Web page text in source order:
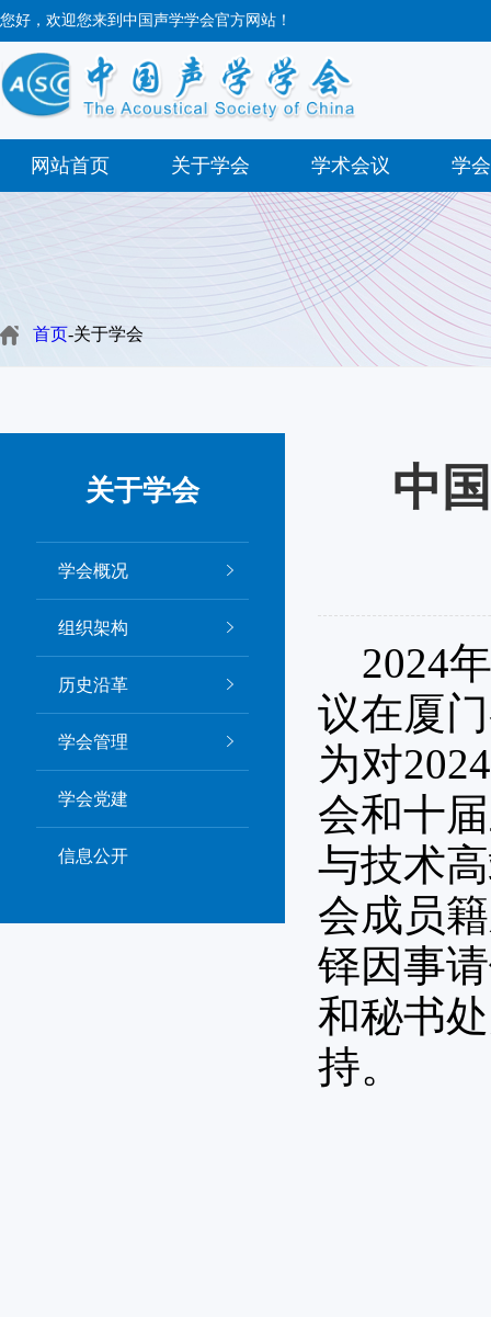
您好，欢迎您来到中国声学学会官方网站！
网站首页 关于学会 学术会议 学
首页-关于学会
关于学会
学会概况
组织架构
历史沿革
学会管理
学会党建
信息公开
中
2024
议在厦
为对
会和十
与技术
会成员
铎因事
和秘书
持。